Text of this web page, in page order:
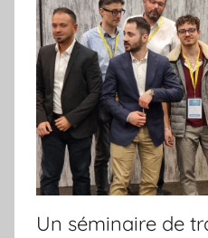
Un séminaire de